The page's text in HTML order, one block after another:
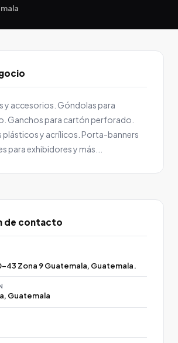
y accesorios. Góndolas para
Ganchos para cartón perforado.
y acrílicos. Porta-banners
para exhibidores y más...
de contacto
43 Zona 9 Guatemala, Guatemala.
Guatemala